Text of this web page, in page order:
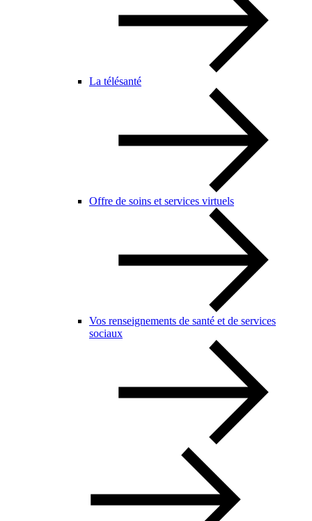
La télésanté
Offre de soins et services virtuels
Vos renseignements de santé et de services
sociaux